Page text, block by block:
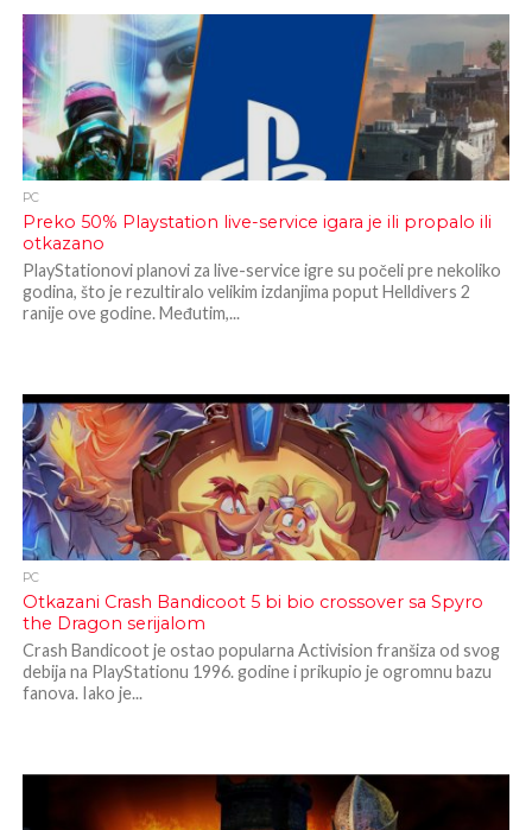
PC
Preko 50% Playstation live-service igara je ili propalo ili
otkazano
PlayStationovi planovi za live-service igre su počeli pre nekoliko
godina, što je rezultiralo velikim izdanjima poput Helldivers 2
ranije ove godine. Međutim,...
PC
Otkazani Crash Bandicoot 5 bi bio crossover sa Spyro
the Dragon serijalom
Crash Bandicoot je ostao popularna Activision franšiza od svog
debija na PlayStationu 1996. godine i prikupio je ogromnu bazu
fanova. Iako je...